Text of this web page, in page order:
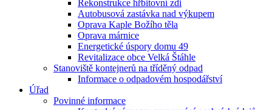
Rekonstrukce hřbitovní zdi
Autobusová zastávka nad výkupem
Oprava Kaple Božího těla
Oprava márnice
Energetické úspory domu 49
Revitalizace obce Velká Štáhle
Stanoviště kontejnerů na tříděný odpad
Informace o odpadovém hospodářství
Úřad
Povinné informace